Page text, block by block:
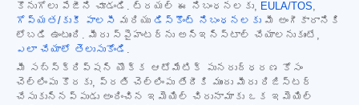
కొనుగోలు పేజీని చూడండి. ట్రయల్ ఈ నిబంధనలకు, EULA/TOS,
గోప్యత/కుకీ పాలసీ మరియు డిస్కౌంట్ నిబంధనలకు మీ అంగీకారానికి
లోబడి ఉంటుంది. మీరు స్పైహంటర్‌ను అన్‌ఇన్‌స్టాల్ చేయాలనుకుంటే,
ఎలా చేయాలో తెలుసుకోండి .
మీ సబ్‌స్క్రిప్షన్ యొక్క ఆటోమేటిక్ పునరుద్ధరణ కోసం
చెల్లింపు కొరకు, ప్రతి చెల్లింపు తేదీకి ముందు మీరు రిజిస్టర్
చేసుకున్నప్పుడు అందించిన ఇమెయిల్ చిరునామాకు ఒక ఇమెయిల్